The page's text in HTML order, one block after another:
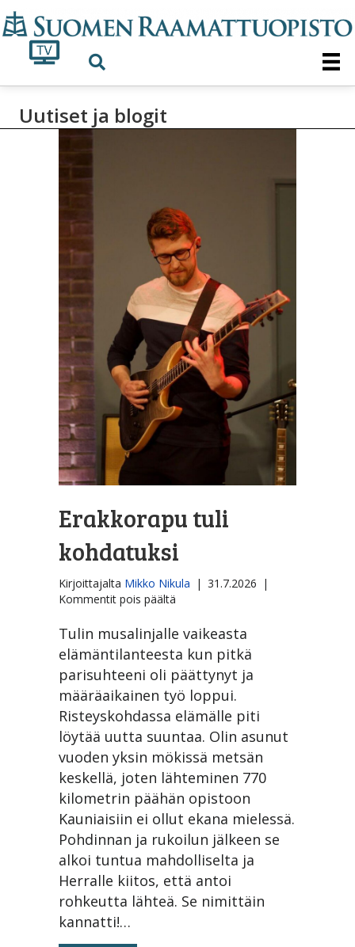
Uutiset ja blogit
Erakkorapu tuli
kohdatuksi
Kirjoittajalta Mikko Nikula | 31.7.2026 |
Kommentit pois päältä
tuli
kohdatuksi
Tulin musalinjalle vaikeasta
elämäntilanteesta kun pitkä
parisuhteeni oli päättynyt ja
määräaikainen työ loppui.
Risteyskohdassa elämälle piti
löytää uutta suuntaa. Olin asunut
vuoden yksin mökissä metsän
keskellä, joten lähteminen 770
kilometrin päähän opistoon
Kauniaisiin ei ollut ekana mielessä.
Pohdinnan ja rukoilun jälkeen se
alkoi tuntua mahdolliselta ja
Herralle kiitos, että antoi
rohkeutta lähteä. Se nimittäin
kannatti!…